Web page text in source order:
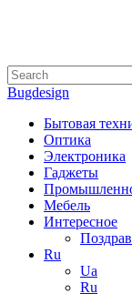
content
Close
Bugdesign
search
Menu
Бытовая
Оптика
Электроника
Гаджеты
Мебель
Интересное
Ru
Ua
Ru